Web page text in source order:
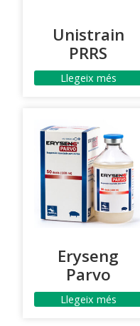
Unistrain
PRRS
Llegeix més
Eryseng
Parvo
Llegeix més